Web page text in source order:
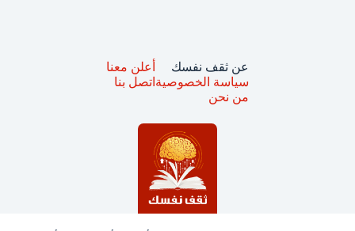
عن ثقف نفسك
سياسة الخصوصية
من نحن
أعلن معنا
اتصل بنا